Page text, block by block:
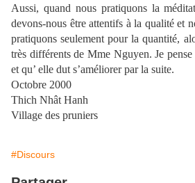
Aussi, quand nous pratiquons la
devons-nous être attentifs à la qualité et
pratiquons seulement pour la quantité,
très différents de Mme Nguyen. Je
et qu’ elle dut s’améliorer par la suite.
Octobre 2000
Thich Nhât Hanh
Village des pruniers
#Discours